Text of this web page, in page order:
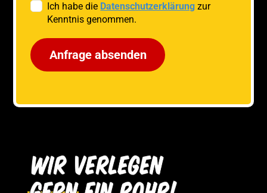
Ich habe die Datenschutzerklärung zur
Kenntnis genommen.